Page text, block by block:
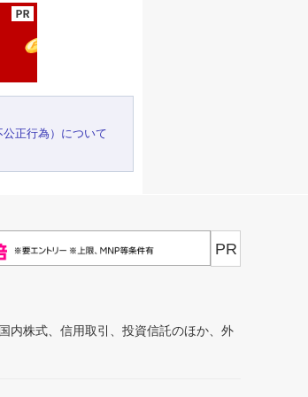
正行為）について
PR
内株式、信用取引、投資信託のほか、外